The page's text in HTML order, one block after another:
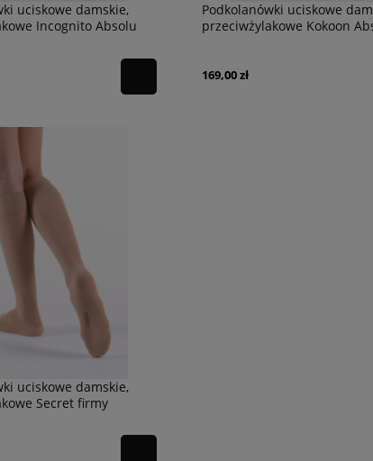
uciskowe damskie,
Incognito Absolu
Podkolanówki uciskowe
przeciwżylakowe Kokoon
169,00 zł
uciskowe damskie,
Secret firmy